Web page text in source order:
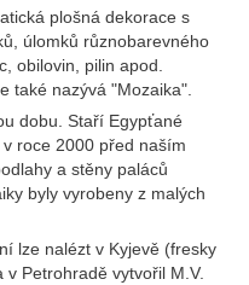
plošná dekorace s
úlomků různobarevného
obilovin, pilin apod.
také nazývá "Mozaika".
dobu. Staří Egypťané
roce 2000 před naším
a stěny paláců
byly vyrobeny z malých
lze nalézt v Kyjevě (fresky
Petrohradě vytvořil M.V.